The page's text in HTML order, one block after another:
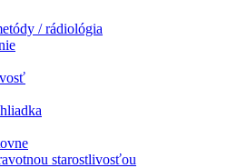
/ rádiológia
starostlivosťou